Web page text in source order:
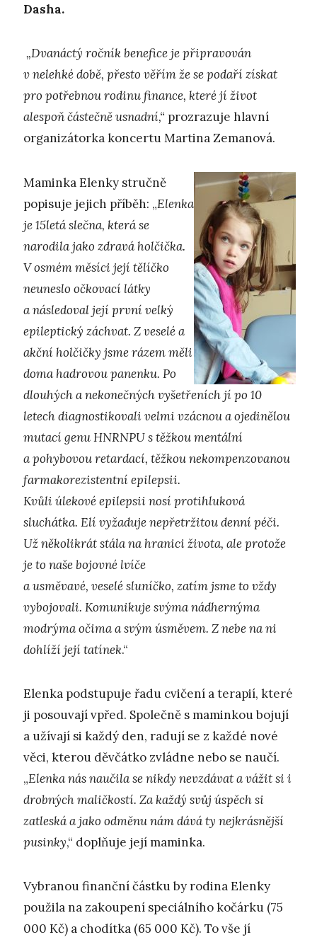
Dasha.
„Dvanáctý ročník benefice je připravován
v nelehké době, přesto věřím že se podaří získat
pro potřebnou rodinu finance, které jí život
alespoň částečně usnadní,“ prozrazuje hlavní
organizátorka koncertu Martina Zemanová.
Maminka Elenky stručně
popisuje jejich příběh: „Elenka
je 15letá slečna, která se
narodila jako zdravá holčička.
V osmém měsíci její tělíčko
neuneslo očkovací látky
a následoval její první velký
epileptický záchvat. Z veselé a
akční holčičky jsme rázem měli
doma hadrovou panenku. Po
dlouhých a nekonečných vyšetřeních jí po 10
letech diagnostikovali velmi vzácnou a ojedinělou
mutací genu HNRNPU s těžkou mentální
a pohybovou retardací, těžkou nekompenzovanou
farmakorezistentní epilepsii.
Kvůli úlekové epilepsii nosí protihluková
sluchátka. Elí vyžaduje nepřetržitou denní péči.
Už několikrát stála na hranici života, ale protože
je to naše bojovné lvíče
a usměvavé, veselé sluníčko, zatím jsme to vždy
vybojovali. Komunikuje svýma nádhernýma
modrýma očima a svým úsměvem. Z nebe na ni
dohlíží její tatínek.“
Elenka podstupuje řadu cvičení a terapií, které
ji posouvají vpřed. Společně s maminkou bojují
a užívají si každý den, radují se z každé nové
věci, kterou děvčátko zvládne nebo se naučí.
„Elenka nás naučila se nikdy nevzdávat a vážit si i
drobných maličkostí. Za každý svůj úspěch si
zatleská a jako odměnu nám dává ty nejkrásnější
pusinky,“ doplňuje její maminka.
Vybranou finanční částku by rodina Elenky
použila na zakoupení speciálního kočárku (75
000 Kč) a chodítka (65 000 Kč). To vše jí